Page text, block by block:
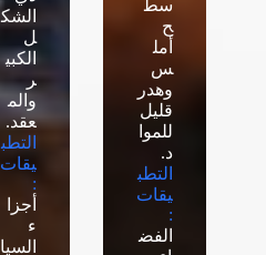
سط
ح
أمل
س
وهدر
قليل
للموا
د.
التطب
يقات
:
الفض
الشك
ل
الكبي
ر
والم
عقد.
التطب
يقات
:
أجزا
ء
السيا